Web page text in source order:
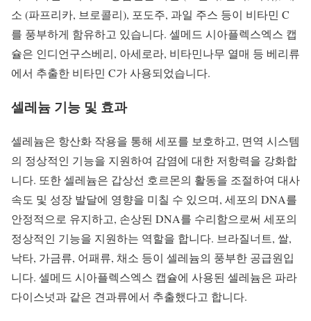
소 (파프리카, 브로콜리), 포도주, 과일 주스 등이 비타민 C
를 풍부하게 함유하고 있습니다. 셀메드 시아플렉스엑스 캡
슐은 인디언구스베리, 아세로라, 비타민나무 열매 등 베리류
에서 추출한 비타민 C가 사용되었습니다.
셀레늄 기능 및 효과
셀레늄은 항산화 작용을 통해 세포를 보호하고, 면역 시스템
의 정상적인 기능을 지원하여 감염에 대한 저항력을 강화합
니다. 또한 셀레늄은 갑상선 호르몬의 활동을 조절하여 대사
속도 및 성장 발달에 영향을 미칠 수 있으며, 세포의 DNA를
안정적으로 유지하고, 손상된 DNA를 수리함으로써 세포의
정상적인 기능을 지원하는 역할을 합니다. 브라질너트, 쌀,
낙타, 가금류, 어패류, 채소 등이 셀레늄의 풍부한 공급원입
니다. 셀메드 시아플렉스엑스 캡슐에 사용된 셀레늄은 파라
다이스넛과 같은 견과류에서 추출했다고 합니다.